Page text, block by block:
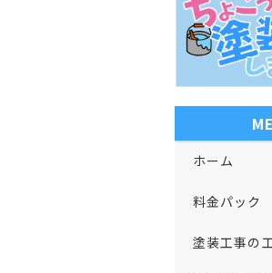
ホーム
料金パック
塗装工事の